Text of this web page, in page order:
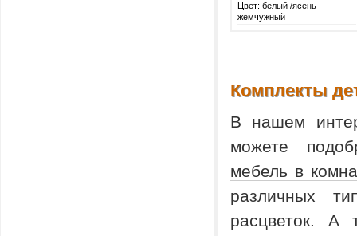
Цвет: белый /ясень
жемчужный
Комплекты
В нашем
можете
мебель в
различных
расцветок. А